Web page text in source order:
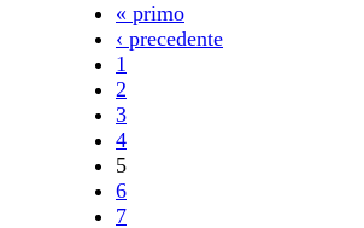
« primo
‹ precedente
1
2
3
4
5
6
7